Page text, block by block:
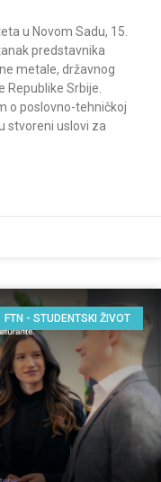
u Novom Sadu, 15.
predstavnika
metale, državnog
Srbije.
o poslovno-tehničkoj
stvoreni uslovi za
FTN - STUDENTSKI ŽIVOT